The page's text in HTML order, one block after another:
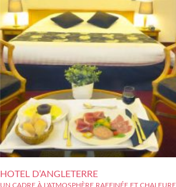
HOTEL D’ANGLETERRE
UN CADRE À L'ATMOSPHÈRE RAFFINÉE ET